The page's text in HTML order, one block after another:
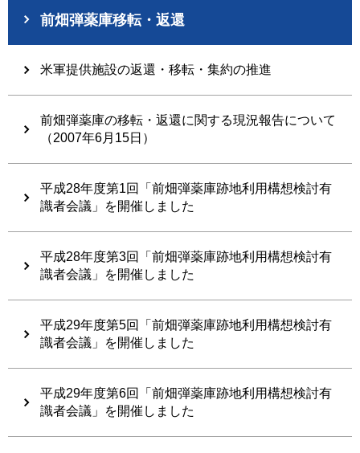
前畑弾薬庫移転・返還
米軍提供施設の返還・移転・集約の推進
前畑弾薬庫の移転・返還に関する現況報告について
（2007年6月15日）
平成28年度第1回「前畑弾薬庫跡地利用構想検討有
識者会議」を開催しました
平成28年度第3回「前畑弾薬庫跡地利用構想検討有
識者会議」を開催しました
平成29年度第5回「前畑弾薬庫跡地利用構想検討有
識者会議」を開催しました
平成29年度第6回「前畑弾薬庫跡地利用構想検討有
識者会議」を開催しました